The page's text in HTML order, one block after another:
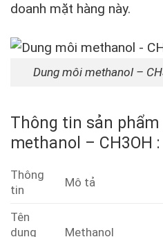
doanh mặt hàng này.
Dung môi methanol –
Thông tin sản phẩm
methanol – CH3OH :
Thông
tin
Mô tả
Tên
dung
Methanol